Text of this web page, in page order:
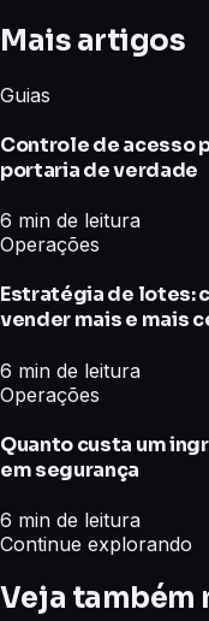
Mais artigos
Guias
Controle de acesso
portaria de verdade
6 min de leitura
Operações
Estratégia de lotes:
vender mais e mais
6 min de leitura
Operações
Quanto custa um
em segurança
6 min de leitura
Continue explorando
Veja também